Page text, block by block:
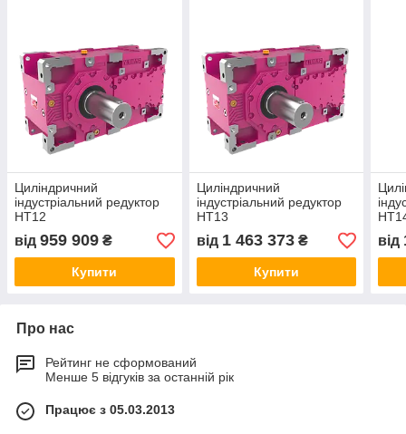
Циліндричний
індустріальний редуктор
HT12
від 959 909 ₴
Купити
Циліндричний
індустріальний редуктор
HT13
від 1 463 373₴
Купити
від
Про нас
Рейтинг не сформований
Менше 5 відгуків за останній рік
Працює з 05.03.2013